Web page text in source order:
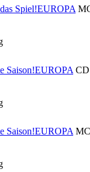
Spiel!EUROPA
Saison!EUROPA
Saison!EUROPA